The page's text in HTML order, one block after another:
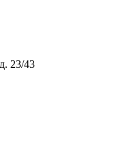
23/43